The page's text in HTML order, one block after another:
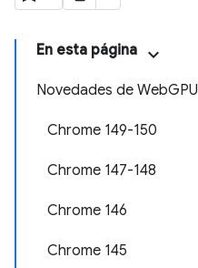
En esta página
Novedades de WebGPU
Chrome 149-150
Chrome 147-148
Chrome 146
Chrome 145